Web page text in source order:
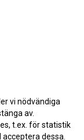
vi nödvändiga
av.
t.ex. för statistik
dessa.